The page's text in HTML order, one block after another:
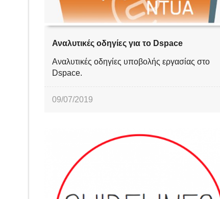
Αναλυτικές οδηγίες για το Dspace
Αναλυτικές οδηγίες υποβολής εργασίας στο
Dspace.
09/07/2019